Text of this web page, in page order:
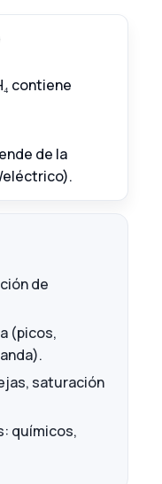
contiene
de la
eléctrico).
de
(picos,
saturación
químicos,